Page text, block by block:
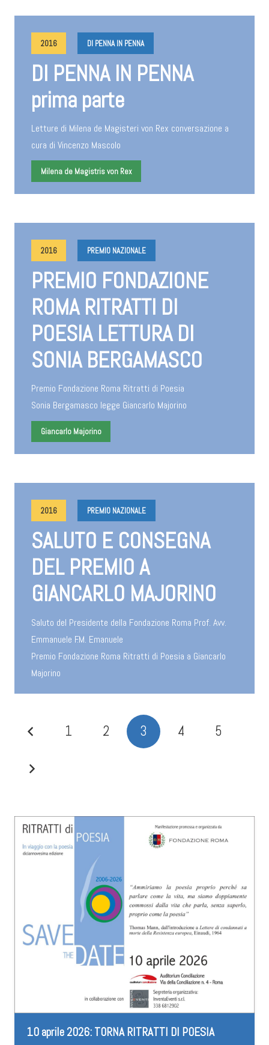
2016 DI PENNA IN PENNA
DI PENNA IN PENNA
prima parte
Letture di Milena de Magisteri von Rex conversazione a
cura di Vincenzo Mascolo
Milena de Magistris von Rex
2016 PREMIO NAZIONALE
PREMIO FONDAZIONE
ROMA RITRATTI DI
POESIA LETTURA DI
SONIA BERGAMASCO
Premio Fondazione Roma Ritratti di Poesia
Sonia Bergamasco legge Giancarlo Majorino
Giancarlo Majorino
2016 PREMIO NAZIONALE
SALUTO E CONSEGNA
DEL PREMIO A
GIANCARLO MAJORINO
Saluto del Presidente della Fondazione Roma Prof. Avv.
Emmanuele F.M. Emanuele
Premio Fondazione Roma Ritratti di Poesia a Giancarlo
Majorino
1 2 3 4 5
10 aprile 2026: TORNA RITRATTI DI POESIA